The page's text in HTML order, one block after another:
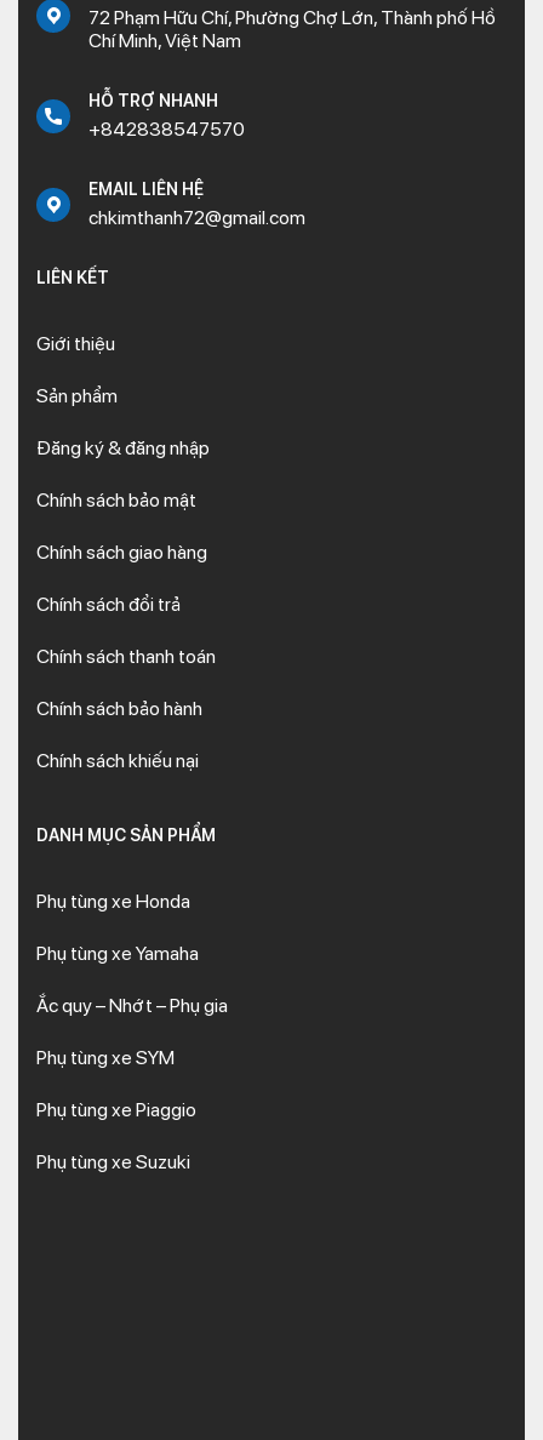
72 Phạm Hữu Chí, Phường Chợ Lớn, Thành phố Hồ
Chí Minh, Việt Nam
HỖ TRỢ NHANH
+842838547570
EMAIL LIÊN HỆ
chkimthanh72@gmail.com
LIÊN KẾT
Giới thiệu
Sản phẩm
Đăng ký & đăng nhập
Chính sách bảo mật
Chính sách giao hàng
Chính sách đổi trả
Chính sách thanh toán
Chính sách bảo hành
Chính sách khiếu nại
DANH MỤC SẢN PHẨM
Phụ tùng xe Honda
Phụ tùng xe Yamaha
Ắc quy – Nhớt – Phụ gia
Phụ tùng xe SYM
Phụ tùng xe Piaggio
Phụ tùng xe Suzuki